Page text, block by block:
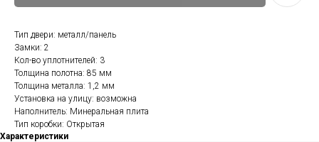
Тип двери: металл/панель
Замки: 2
Кол-во уплотнителей: 3
Толщина полотна: 85 мм
Толщина металла: 1,2 мм
Установка на улицу: возможна
Наполнитель: Минеральная плита
Тип коробки: Открытая
Характеристики